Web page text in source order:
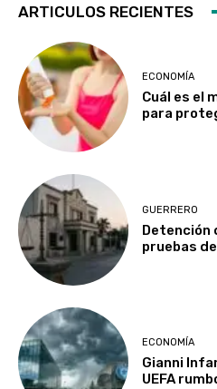
ARTICULOS RECIENTES
ECONOMÍA
Cuál es el
para
GUERRERO
Detención
pruebas
ECONOMÍA
Gianni
UEFA